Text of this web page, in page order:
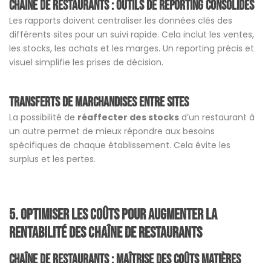
chaîne de restaurants :Outils de reporting consolidés
Les rapports doivent centraliser les données clés des
différents sites pour un suivi rapide. Cela inclut les ventes,
les stocks, les achats et les marges. Un reporting précis et
visuel simplifie les prises de décision.
Transferts de marchandises entre sites
La possibilité de réaffecter des stocks d’un restaurant à
un autre permet de mieux répondre aux besoins
spécifiques de chaque établissement. Cela évite les
surplus et les pertes.
5. Optimiser les coûts pour augmenter la
rentabilité des chaîne de restaurants
chaîne de restaurants :Maîtrise des coûts matières